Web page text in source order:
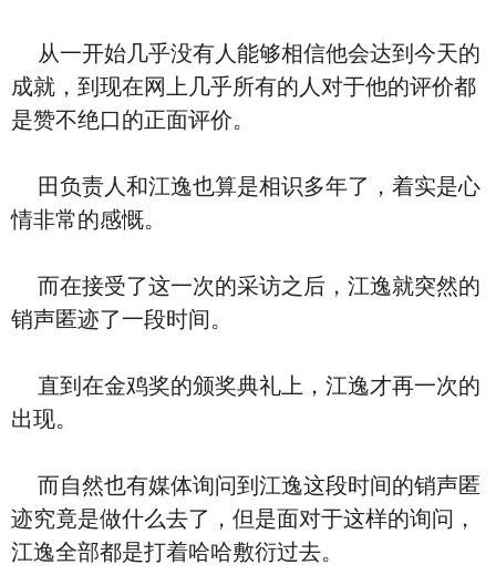
从一开始几乎没有人能够相信他会达到今天的
成就，到现在网上几乎所有的人对于他的评价都
是赞不绝口的正面评价。
田负责人和江逸也算是相识多年了，着实是心
情非常的感慨。
而在接受了这一次的采访之后，江逸就突然的
销声匿迹了一段时间。
直到在金鸡奖的颁奖典礼上，江逸才再一次的
出现。
而自然也有媒体询问到江逸这段时间的销声匿
迹究竟是做什么去了，但是面对于这样的询问，
江逸全部都是打着哈哈敷衍过去。